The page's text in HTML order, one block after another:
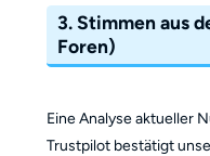
3. Stimmen aus
Foren)
Eine Analyse aktueller
Trustpilot bestätigt